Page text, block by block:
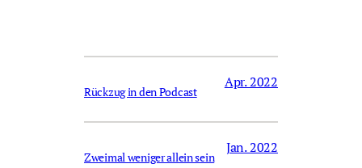
Rückzug in den Podcast
Apr. 2022
Zweimal weniger allein sein
Jan. 2022